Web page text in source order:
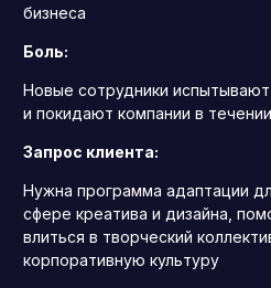
бизнеса
Боль:
Новые сотрудники
и покидают компании в
Запрос клиента:
Нужна программа адаптации
сфере креатива и дизайна,
влиться в творческий
корпоративную культуру